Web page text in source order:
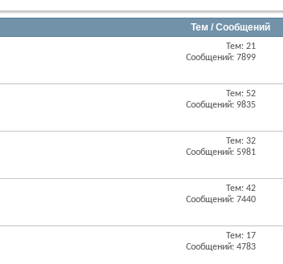
Тем / Сообщений
Тем: 21
Сообщений: 7899
Тем: 52
Сообщений: 9835
Тем: 32
Сообщений: 5981
Тем: 42
Сообщений: 7440
Тем: 17
Сообщений: 4783